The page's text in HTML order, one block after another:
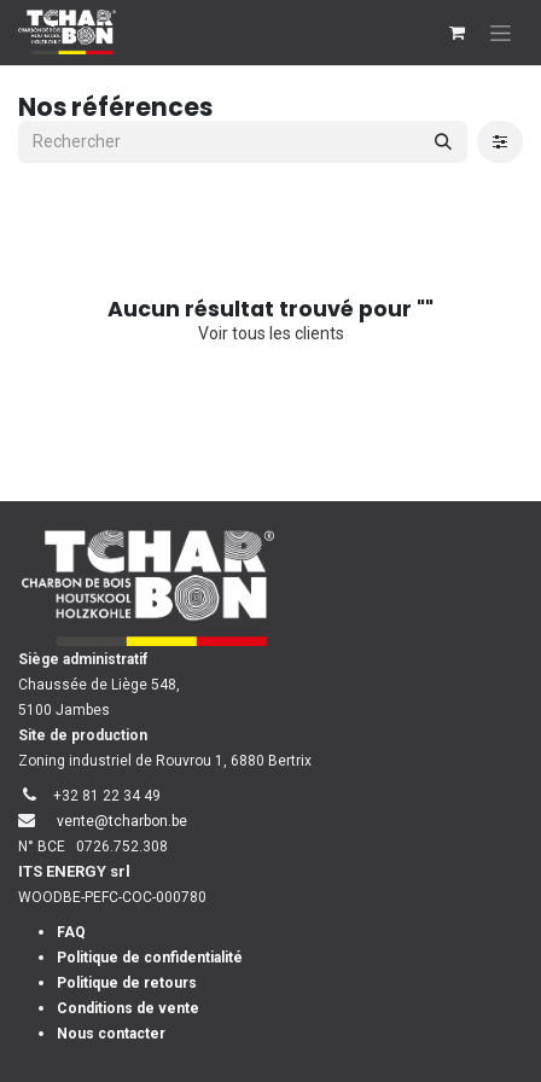
Se rendre au contenu
Nos références
Aucun résultat trouvé pour ""
Voir tous les clients
Siège administratif
Chaussée de Liège 548,
5100 Jambes
Site de production
Zoning industriel de Rouvrou 1, 6880 Bertrix
+32 81 22 34 49
vente@tcharbon.be
N° BCE
0726.752.308
ITS ENERGY srl
WOODBE-PEFC-COC-000780
FAQ
Politique de confidentialité
Politique de retours
Conditions de vente
Nous contacter